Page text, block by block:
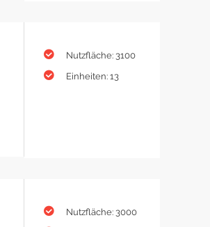
Nutzfläche: 3100
Einheiten: 13
Nutzfläche: 3000